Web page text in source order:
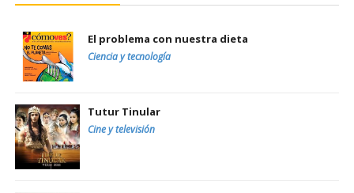
El problema con nuestra dieta
Ciencia y tecnología
Tutur Tinular
Cine y televisión